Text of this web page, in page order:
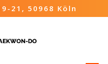
21, 50968 Köln